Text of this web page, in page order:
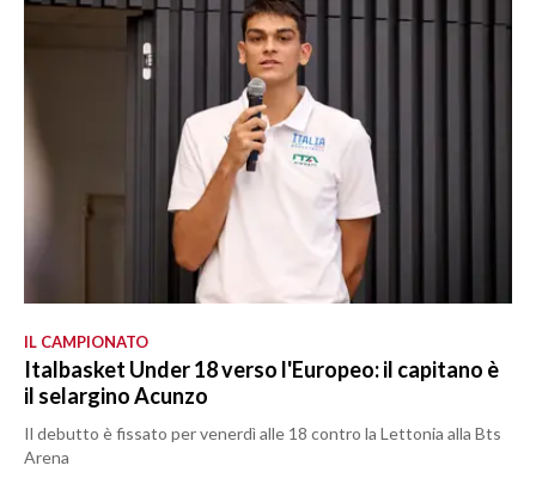
IL CAMPIONATO
Italbasket Under 18 verso l'Europeo: il capitano è
il selargino Acunzo
Il debutto è fissato per venerdì alle 18 contro la Lettonia alla Bts
Arena